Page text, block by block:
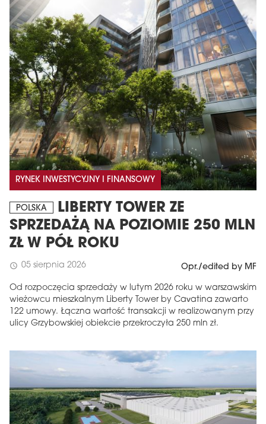
RYNEK INWESTYCYJNY I FINANSOWY
POLSKA
LIBERTY TOWER ZE
SPRZEDAŻĄ NA POZIOMIE 250 MLN
ZŁ W PÓŁ ROKU
schedule 05 sierpnia 2026 Opr./edited by MF
Od rozpoczęcia sprzedaży w lutym 2026 roku w warszawskim
wieżowcu mieszkalnym Liberty Tower by Cavatina zawarto
122 umowy. Łączna wartość transakcji w realizowanym przy
ulicy Grzybowskiej obiekcie przekroczyła 250 mln zł.